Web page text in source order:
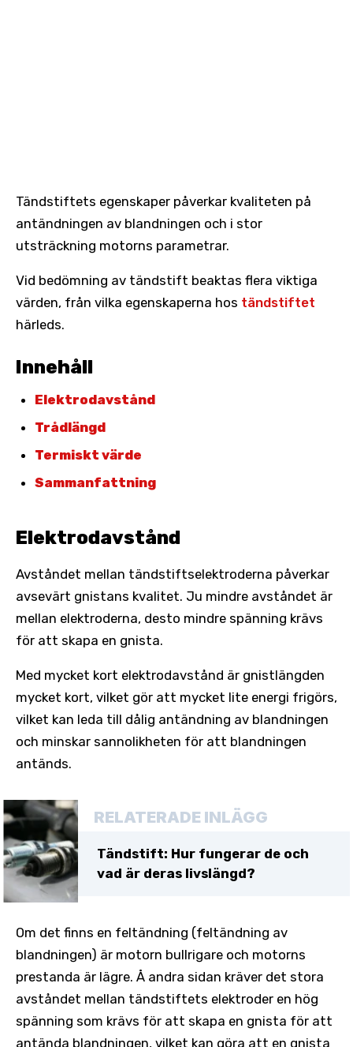
Tändstiftets egenskaper påverkar kvaliteten på
antändningen av blandningen och i stor
utsträckning motorns parametrar.
Vid bedömning av tändstift beaktas flera viktiga
värden, från vilka egenskaperna hos tändstiftet
härleds.
Innehåll
Elektrodavstånd
Trådlängd
Termiskt värde
Sammanfattning
Elektrodavstånd
Avståndet mellan tändstiftselektroderna påverkar
avsevärt gnistans kvalitet. Ju mindre avståndet är
mellan elektroderna, desto mindre spänning krävs
för att skapa en gnista.
Med mycket kort elektrodavstånd är gnistlängden
mycket kort, vilket gör att mycket lite energi frigörs,
vilket kan leda till dålig antändning av blandningen
och minskar sannolikheten för att blandningen
antänds.
RELATERADE INLÄGG
Tändstift: Hur fungerar de och
vad är deras livslängd?
Om det finns en feltändning (feltändning av
blandningen) är motorn bullrigare och motorns
prestanda är lägre. Å andra sidan kräver det stora
avståndet mellan tändstiftets elektroder en hög
spänning som krävs för att skapa en gnista för att
antända blandningen, vilket kan göra att en gnista